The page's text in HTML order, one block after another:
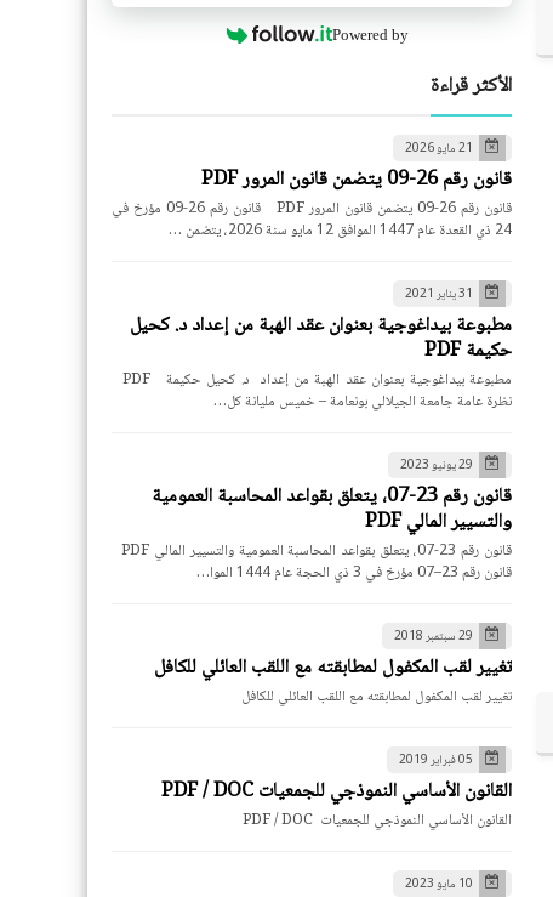
Powered by
الأكثر قراءة
21 مايو 2026
قانون رقم 26-09 يتضمن قانون المرور PDF
قانون رقم 26-09 يتضمن قانون المرور PDF قانون رقم 26-09 مؤرخ في
24 ذي القعدة عام 1447 الموافق 12 مايو سنة 2026، يتضمن …
31 يناير 2021
مطبوعة بيداغوجية بعنوان عقد الهبة من إعداد د. كحيل
حكيمة PDF
نظرة عامة جامعة الجيلالي بونعامة – خميس مليانة كل…
29 يونيو 2023
قانون رقم 23-07، يتعلق بقواعد المحاسبة العمومية
والتسيير المالي PDF
قانون رقم 23–07 مؤرخ في 3 ذي الحجة عام 1444 الموا…
29 سبتمبر 2018
تغيير لقب المكفول لمطابقته مع اللقب العائلي للكافل
تغيير لقب المكفول لمطابقته مع اللقب العائلي للكافل
05 فبراير 2019
القانون الأساسي النموذجي للجمعيات PDF / DOC
القانون الأساسي النموذجي للجمعيات PDF / DOC
10 مايو 2023